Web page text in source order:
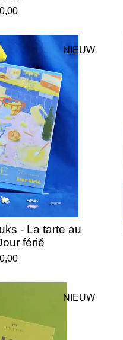
NIEUW
- La tarte au
férié
NIEUW